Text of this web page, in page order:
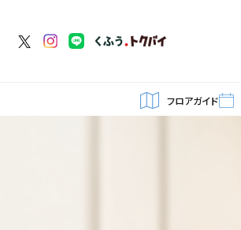
フロアガイド